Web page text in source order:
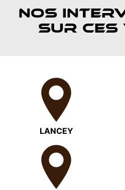
NOS
SUR CES
LANCEY